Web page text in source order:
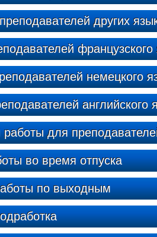
других
французского
немецкого
английского
для
во время отпуска
по выходным